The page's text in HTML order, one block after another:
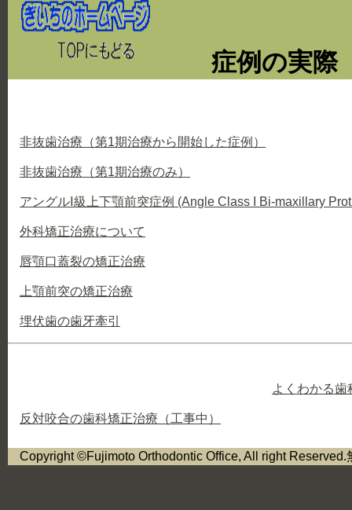
症例の実際
非抜歯治療（第1期治療から開始した症例）
非抜歯治療（第1期治療のみ）
アングルⅠ級上下顎前突症例 (Angle Class I Bi-maxillary
外科矯正治療について
唇顎口蓋裂の矯正治療
上顎前突の矯正治療
埋伏歯の歯牙牽引
よくわかる
反対咬合の歯科矯正治療（工事中）
Copyright ©Fujimoto Orthodontic Office, All right Reserved.